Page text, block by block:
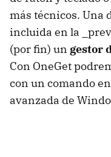
más técnicos. Una
incluida en la
(por fin) un gestor
Con OneGet
con un comando
avanzada de